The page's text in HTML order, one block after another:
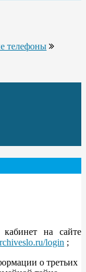
телефоны
на сайте
login ;
о третьих